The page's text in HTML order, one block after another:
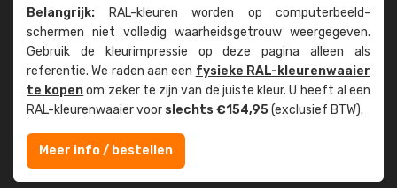
Belangrijk: RAL-kleuren worden op computer­beeld­
schermen niet volledig waarheids­­getrouw weer­gegeven.
Gebruik de kleur­impressie op deze pagina alleen als
referentie. We raden aan een fysieke RAL-kleuren­waaier
te kopenom zeker te zijn van de juiste kleur. U heeft al een
RAL-kleuren­waaier voor slechts €154,95(exclusief BTW).
Meer info / bestellen